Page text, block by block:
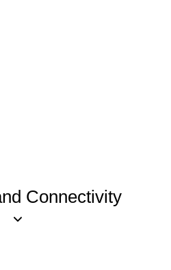
Connectivity